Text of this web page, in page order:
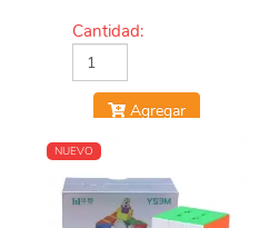
Cantidad:
Agregar
NUEVO